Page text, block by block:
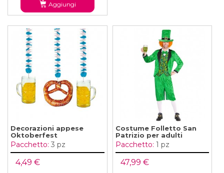
Aggiungi
Decorazioni appese
Oktoberfest
Pacchetto: 3 pz
4,49 €
Costume Folletto San
Patrizio per adulti
Pacchetto: 1 pz
47,99 €